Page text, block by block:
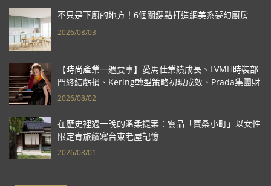
不只是下廚的地方！6個關鍵點打造網美系夢幻廚房
2026/08/03
【時尚產業一週要事】愛馬仕業績成長、LVMH時裝部
門終結虧損、Kering轉型策略初現成效、Prada集團財
報亮眼
2026/08/02
在歷史裡過一晚的溫柔提案：雲品「寶桑小町」以女性
限定青旅續寫台東老屋記憶
2026/08/01